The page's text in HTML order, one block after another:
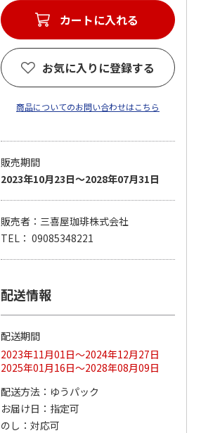
＜お中元＞日本橋
千疋屋総本店 フル
入（…
4.7 （3）
3,400円
(送料・税込)
＜お中元＞築地ちと
せ ラムネゼリー
お気に入りに登録する
商品についてのお問い合わせはこちら
販売期間
2023年10月23日～2028年07月31日
販売者：三喜屋珈琲株式会社
TEL： 09085348221
配送情報
配送期間
2023年11月01日～2024年12月27日
2025年01月16日～2028年08月09日
配送方法
ゆうパック
お届け日
指定可
のし
対応可